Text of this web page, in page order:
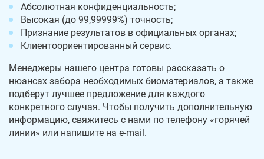
Абсолютная конфиденциальность;
Высокая (до 99,99999%) точность;
Признание результатов в официальных органах;
Клиентоориентированный сервис.
Менеджеры нашего центра готовы рассказать о
нюансах забора необходимых биоматериалов, а также
подберут лучшее предложение для каждого
конкретного случая. Чтобы получить дополнительную
информацию, свяжитесь с нами по телефону «горячей
линии» или напишите на e-mail.